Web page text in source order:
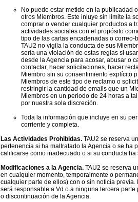
No puede estar metido en la publicadad
otros Miembros. Este inluye sin limite la
comprar o vender cualquier productos a
actividades sociales con el propósito
tipo de las cartas encadenadas o correo-
TAU2 no vigila la conducta de sus
sería una violación de estas reglas si
desde la Agencia para acosar, abusar o
contactar, hacer solicitaciones, hacer
Miembro sin su consentimiento explícito
Miembros de este tipo de reclamo o
restringir la cantidad de emails que un
Miembros en un periodo de 24 horas a
por nuestra sola discreción.
Toda la información que incluye en su
corriente y completa.
Las Actividades Prohibidas. TAU2 se reserva
pertenencia si ha maltratado la Agencia o se ha
calificarse como inadecuado o si su conducta ha
Modificaciones a la Agencia. TAU2 se reserva
en cualquier momento, temporalmente o
cualquier parte de ellos) con o sin noticia previa.
será responsable a Vd o a ninguna tercera
o discontinuación de la Agencia.